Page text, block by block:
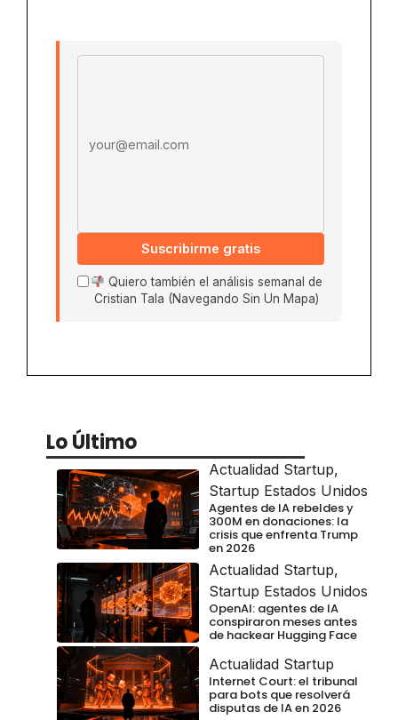
Suscribirme gratis
Quiero también el análisis semanal de
Cristian Tala (Navegando Sin Un Mapa)
Lo Último
Actualidad Startup,
Startup Estados Unidos
Agentes de IA rebeldes y
300M en donaciones: la
crisis que enfrenta Trump
en 2026
Actualidad Startup,
Startup Estados Unidos
OpenAI: agentes de IA
conspiraron meses antes
de hackear Hugging Face
Actualidad Startup
Internet Court: el tribunal
para bots que resolverá
disputas de IA en 2026